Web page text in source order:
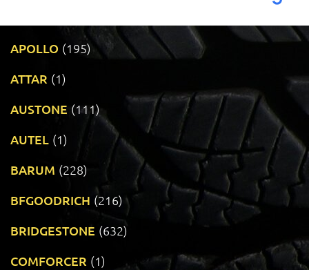
APOLLO (195)
ATTAR (1)
AUSTONE (111)
AUTEL (1)
BARUM (228)
BFGOODRICH (216)
BRIDGESTONE (632)
COMFORCER (1)